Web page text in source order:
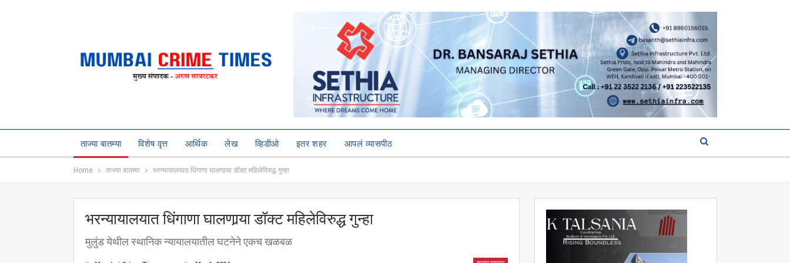
ताज्या बातम्या विशेष वृत्त आर्थिक लेख व्हिडीओ इतर शहर आपलं व्यासपीठ
Home ताज्या बातम्या भरन्यायालयात धिंगाणा घालणार्‍या डॉक्ट महिलेविरुद्ध गुन्हा
भरन्यायालयात धिंगाणा घालणार्‍या डॉक्ट महिलेविरुद्ध गुन्हा
मुलुंड येथील स्थानिक न्यायालयातील घटनेने एकच खळबळ